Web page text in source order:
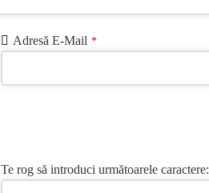
Adresă E-Mail *
Te rog să introduci următoarele caractere: